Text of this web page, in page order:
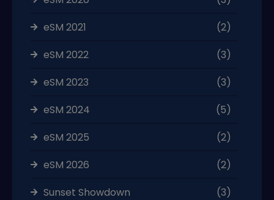
eSM 2021
(2)
eSM 2022
(3)
eSM 2023
(3)
eSM 2024
(5)
eSM 2025
(2)
eSM 2026
(2)
Sunset Showdown
(3)